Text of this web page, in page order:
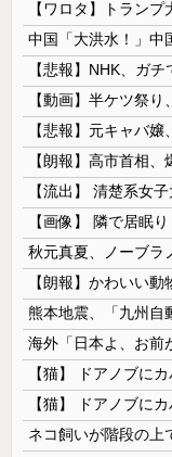
【悲報】NHK、ガ
【動画】半ケツ祭
【悲報】元キャバ
【朗報】高市首相